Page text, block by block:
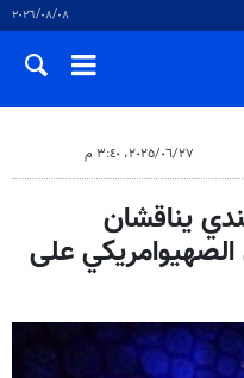
٠٨‏/٠٨‏/٢٠٢٦
٢٧‏/٠٦‏/٢٠٢٥، ٣:٤٠ م
يناقشان
الصهيوامريكي على